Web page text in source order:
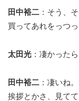
田中裕二 ：そう、
買ってあれをっつ
太田光 ：凄かった
田中裕二 ：凄いね
挨拶とかさ、見て